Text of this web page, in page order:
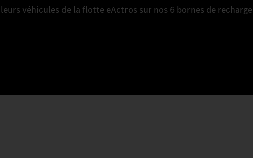
véhicules de la flotte eActros sur nos 6 bornes de recharge